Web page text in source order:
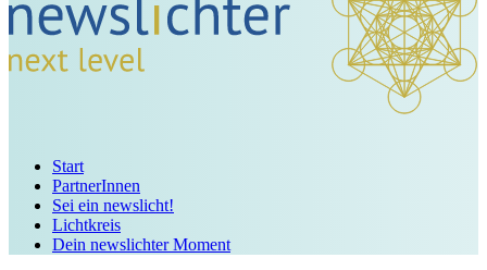
Start
PartnerInnen
Sei ein newslicht!
Lichtkreis
Dein newslichter Moment